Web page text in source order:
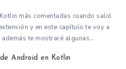
más comentadas cuando salió
y en este capítulo te voy a
te mostraré algunas…
Android en Kotlin